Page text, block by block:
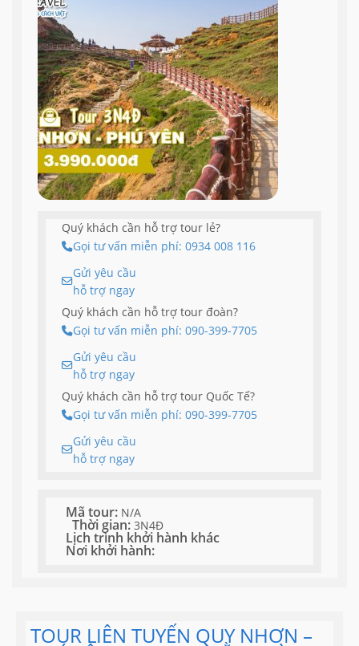
Quý khách cần hỗ trợ tour lẻ?
Gọi tư vấn miễn phí: 0934 008 116
Gửi yêu cầu
hỗ trợ ngay
Quý khách cần hỗ trợ tour đoàn?
Gọi tư vấn miễn phí: 090-399-7705
Gửi yêu cầu
hỗ trợ ngay
Quý khách cần hỗ trợ tour Quốc Tế?
Gọi tư vấn miễn phí: 090-399-7705
Gửi yêu cầu
hỗ trợ ngay
Mã tour: N/A
Thời gian: 3N4Đ
Lịch trình khởi hành khác
Nơi khởi hành:
TOUR LIÊN TUYẾN QUY NHƠN –